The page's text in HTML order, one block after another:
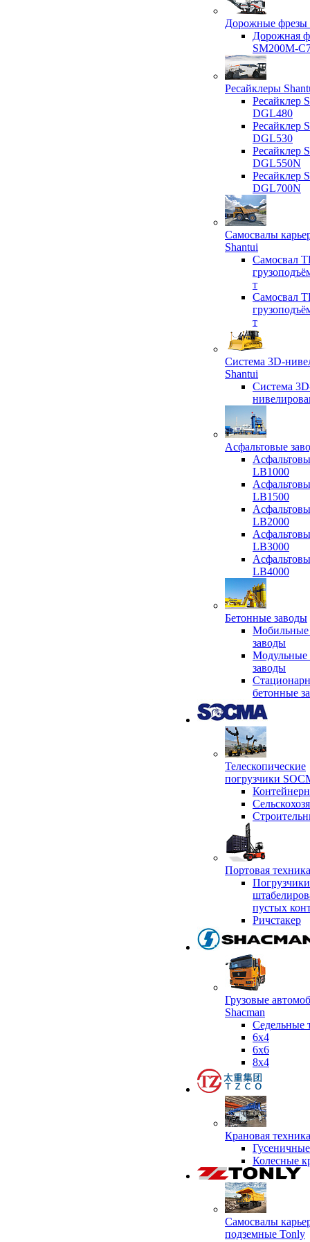
Дорожные фрезы
Дорожная
SM200M-
Ресайклеры
Ресайклер
DGL480
Ресайклер
DGL530
Ресайклер
DGL550N
Ресайклер
DGL700N
Самосвалы
Shantui
Самосвал
т
Самосвал
т
Система 3D-
Shantui
Система
Асфальтовые
LB1000
LB1500
LB2000
LB3000
LB4000
Бетонные заводы
Мобильные
заводы
Модульные
заводы
бетонные
Телескопические
погрузчики
Портовая
пустых
Ричстакер
Грузовые
Shacman
Седельные
6х4
6x6
8x4
Крановая
Колесные
Самосвалы
подземные Tonly